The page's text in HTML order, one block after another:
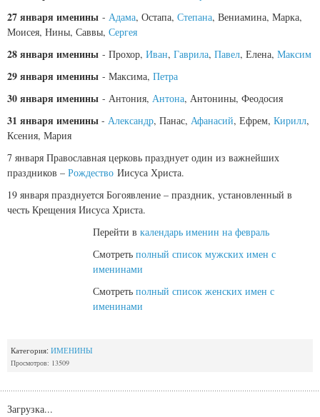
27 января именины - Адама, Остапа, Степана, Вениамина, Марка,
Моисея, Нины, Саввы, Сергея
28 января именины - Прохор, Иван, Гаврила, Павел, Елена, Максим
29 января именины - Максима, Петра
30 января именины - Антония, Антона, Антонины, Феодосия
31 января именины - Александр, Панас, Афанасий, Ефрем, Кирилл,
Ксения, Мария
7 января Православная церковь празднует один из важнейших
праздников – Рождество Иисуса Христа.
19 января празднуется Богоявление – праздник, установленный в
честь Крещения Иисуса Христа.
Перейти в календарь именин на февраль
Смотреть полный список мужских имен с
именинами
Смотреть полный список женских имен с
именинами
Категория: ИМЕНИНЫ
Просмотров: 13509
Загрузка...